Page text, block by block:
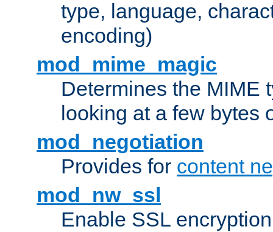
type, language,
encoding)
mod_mime_magic
Determines the MIME
looking at a few bytes
mod_negotiation
Provides for content
mod_nw_ssl
Enable SSL